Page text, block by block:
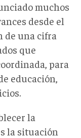
muchos
desde el
de una cifra
que
para
educación,
la
la situación